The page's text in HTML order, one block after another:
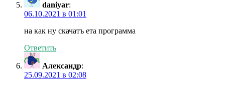
daniyar:
06.10.2021 в 01:01
на как ну скачатъ ета программа
Ответить
Александр:
25.09.2021 в 02:08